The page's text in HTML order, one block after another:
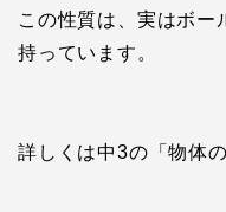
この性質は、実はボー
持っています。
詳しくは中3の「物体